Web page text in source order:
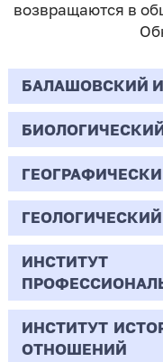
возвращаются в
БАЛАШОВСКИЙ
44.03.02
Психолого-
Очная | Бакалавр
Всего бюджетных
Бюджет/
Общие места
06.03.01
Биология
Очная | Бакалавр
Всего бюджетных
Бюджет/Общие
05.03.02
География
Очная | Бакалавр
Всего бюджетных
05.03.01
Геология
Очная | Бакалавр
ИНСТИТУТ
38.03.02
ИНСТИТУТ
ОТНОШЕНИЙ